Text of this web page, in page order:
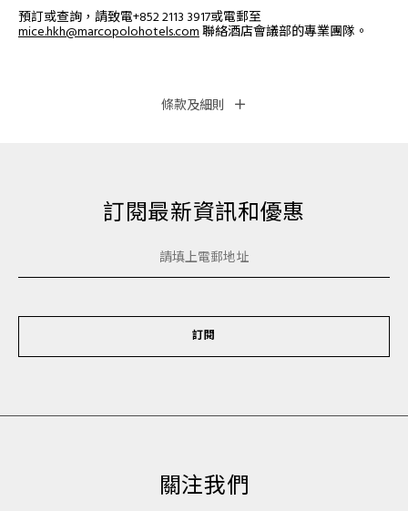
預訂或查詢，請致電+852 2113 3917或電郵至
mice.hkh@marcopolohotels.com聯絡酒店會議部的專業團隊。
條款及細則
訂閱最新資訊和優惠
訂閱
關注我們